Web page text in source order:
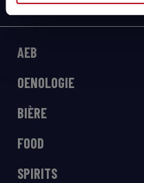
AEB
OENOLOGIE
BIÈRE
FOOD
SPIRITS